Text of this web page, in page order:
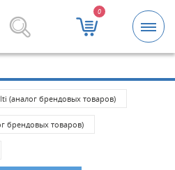
0
изделия оптом.
(аналог брендовых товаров)
брендовых товаров)